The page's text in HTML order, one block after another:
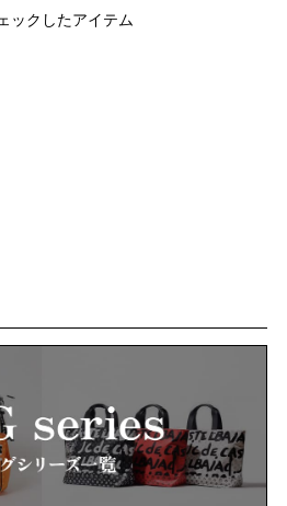
ックしたアイテム